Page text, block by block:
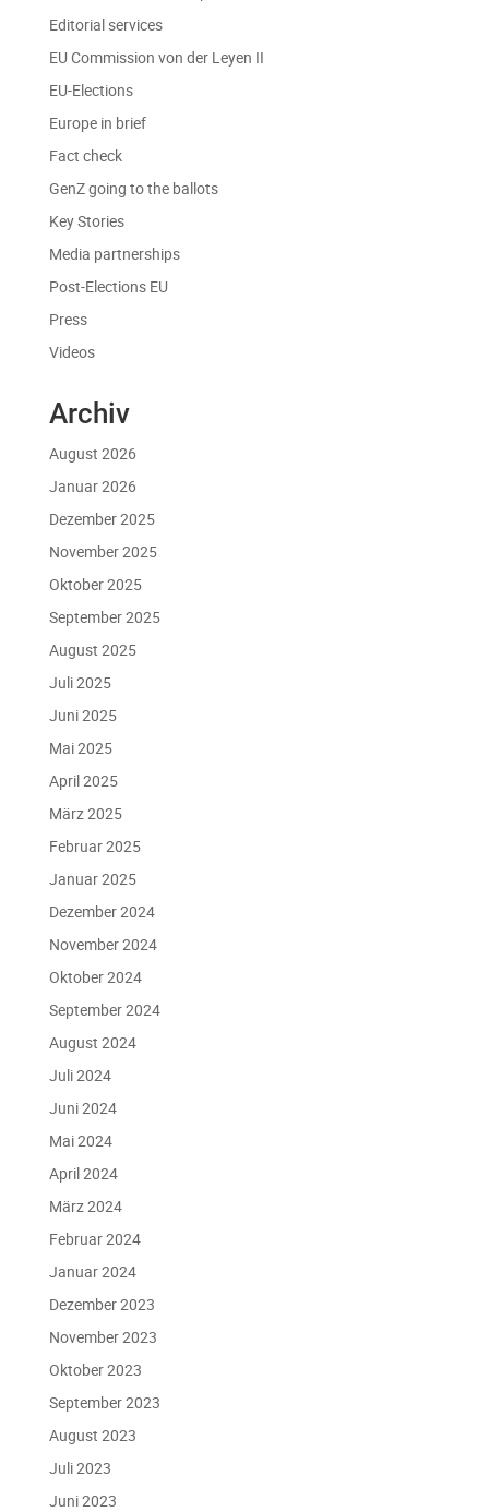
Editorial services
EU Commission von der Leyen II
EU-Elections
Europe in brief
Fact check
GenZ going to the ballots
Key Stories
Media partnerships
Post-Elections EU
Press
Videos
Archiv
August 2026
Januar 2026
Dezember 2025
November 2025
Oktober 2025
September 2025
August 2025
Juli 2025
Juni 2025
Mai 2025
April 2025
März 2025
Februar 2025
Januar 2025
Dezember 2024
November 2024
Oktober 2024
September 2024
August 2024
Juli 2024
Juni 2024
Mai 2024
April 2024
März 2024
Februar 2024
Januar 2024
Dezember 2023
November 2023
Oktober 2023
September 2023
August 2023
Juli 2023
Juni 2023